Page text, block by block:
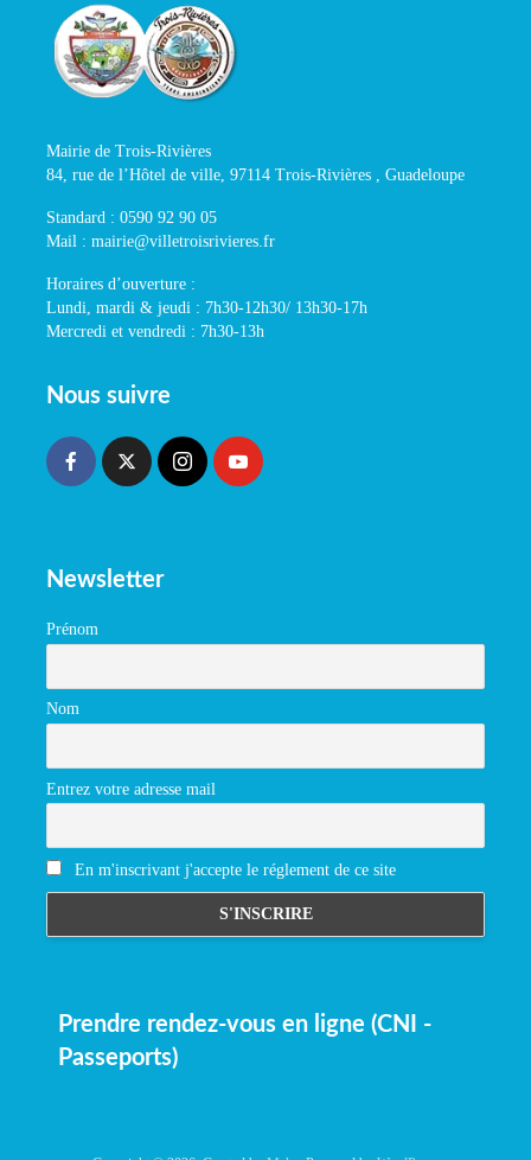
Mairie de Trois-Rivières
84, rue de l’Hôtel de ville, 97114 Trois-Rivières , Guadeloupe
Standard : 0590 92 90 05
Mail : mairie@villetroisrivieres.fr
Horaires d’ouverture :
Lundi, mardi & jeudi : 7h30-12h30/ 13h30-17h
Mercredi et vendredi : 7h30-13h
Nous suivre
Newsletter
Prénom
Nom
Entrez votre adresse mail
En m'inscrivant j'accepte le réglement de ce site
Prendre rendez-vous en ligne (CNI -
Passeports)